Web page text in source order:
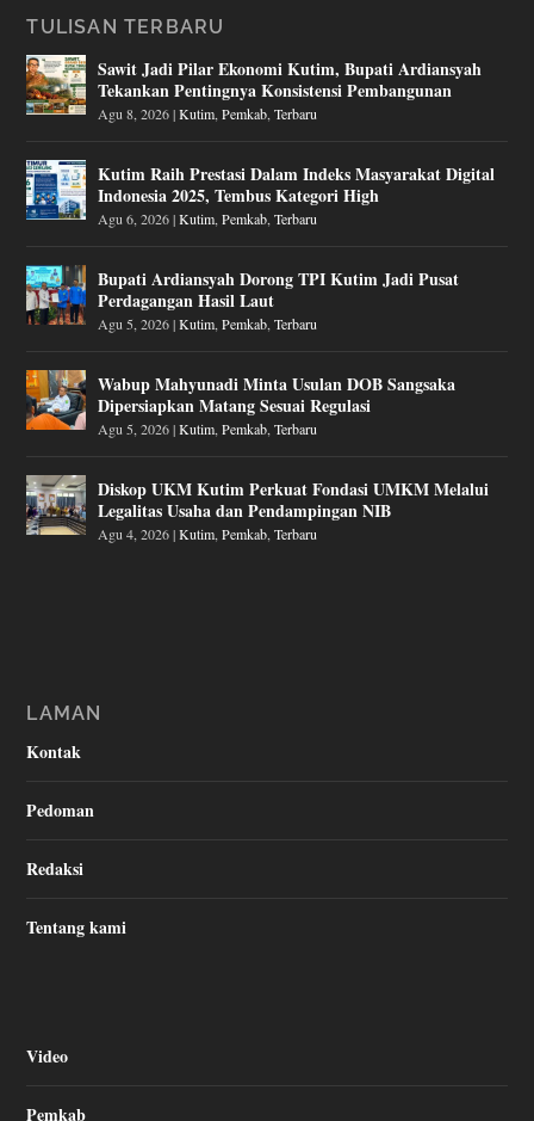
TULISAN TERBARU
Sawit Jadi Pilar Ekonomi Kutim, Bupati Ardiansyah
Tekankan Pentingnya Konsistensi Pembangunan
Agu 8, 2026|Kutim,Pemkab,Terbaru
Kutim Raih Prestasi Dalam Indeks Masyarakat Digital
Indonesia 2025, Tembus Kategori High
Agu 6, 2026|Kutim,Pemkab,Terbaru
Bupati Ardiansyah Dorong TPI Kutim Jadi Pusat
Perdagangan Hasil Laut
Agu 5, 2026|Kutim,Pemkab,Terbaru
Wabup Mahyunadi Minta Usulan DOB Sangsaka
Dipersiapkan Matang Sesuai Regulasi
Agu 5, 2026|Kutim,Pemkab,Terbaru
Diskop UKM Kutim Perkuat Fondasi UMKM Melalui
Legalitas Usaha dan Pendampingan NIB
Agu 4, 2026|Kutim,Pemkab,Terbaru
LAMAN
Kontak
Pedoman
Redaksi
Tentang kami
Video
Pemkab